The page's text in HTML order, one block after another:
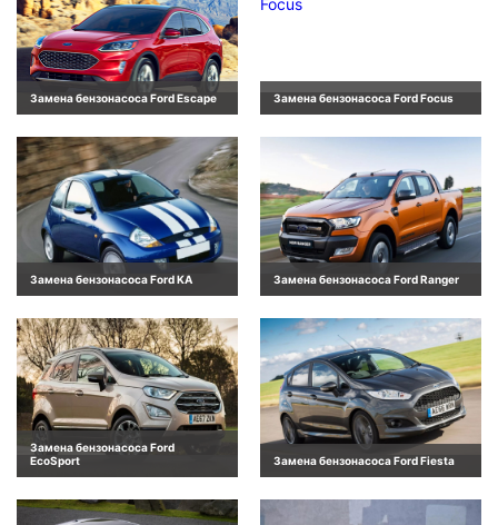
Замена бензонасоса Ford Escape Замена бензонасоса Ford Focus
Замена бензонасоса Ford KA Замена бензонасоса Ford Ranger
Замена бензонасоса Ford
EcoSport
Замена бензонасоса Ford Fiesta